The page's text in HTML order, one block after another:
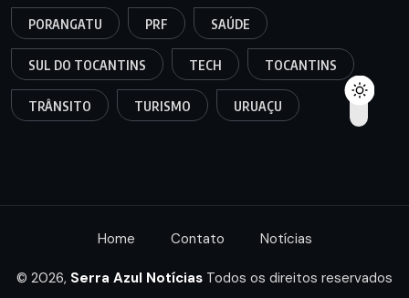
PORANGATU PRF SAÚDE
SUL DO TOCANTINS TECH TOCANTINS
TRÂNSITO TURISMO URUAÇU
Home Contato Notícias
© 2026, Serra Azul Notícias Todos os direitos reservados